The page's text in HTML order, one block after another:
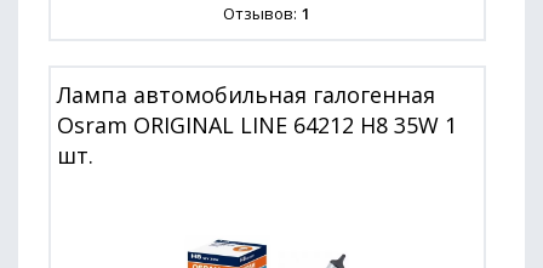
Отзывов: 1
Лампа автомобильная галогенная
Osram ORIGINAL LINE 64212 H8 35W 1
шт.